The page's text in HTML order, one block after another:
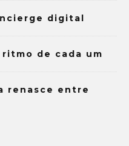
digital
de cada um
renasce entre